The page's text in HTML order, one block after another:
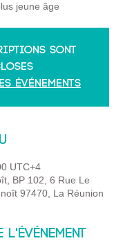
jeune âge
sont
événements
UTC+4
BP 102, 6 Rue Le
97470, La Réunion